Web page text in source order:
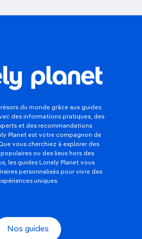
du monde grâce aux guides
des informations pratiques, des
et des recommandations
Planet est votre compagnon de
vous cherchiez à explorer des
ou des lieux hors des
les guides Lonely Planet vous
personnalisés pour vivre des
uniques.
Nos guides